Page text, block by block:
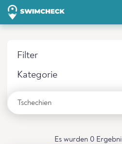
Filter
Kategorie
Es wurden 0